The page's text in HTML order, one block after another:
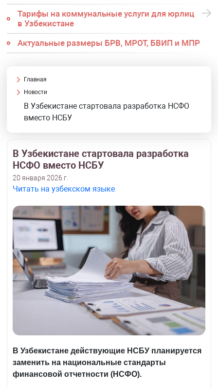
Тарифы на коммунальные услуги для юрлиц
в Узбекистане
Актуальные размеры БРВ, МРОТ, БВИП и МПР
Главная
Новости
В Узбекистане стартовала разработка НСФО
вместо НСБУ
В Узбекистане стартовала разработка
НСФО вместо НСБУ
20 января 2026 г.
Читать на узбекском языке
В Узбекистане действующие НСБУ планируется
заменить на национальные стандарты
финансовой отчетности (НСФО).